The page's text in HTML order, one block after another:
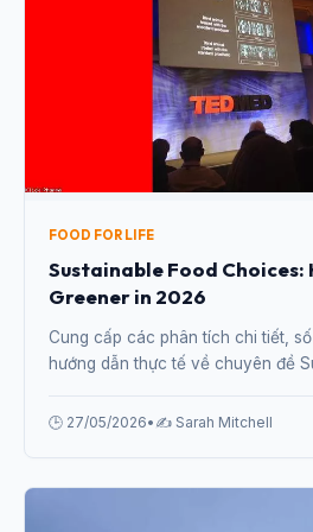
FOOD FOR LIFE
Sustainable Food Choices:
Greener in 2026
Cung cấp các phân tích chi tiết,
hướng dẫn thực tế về chuyên đề
🕒 27/05/2026• ✍️ Sarah Mitchell